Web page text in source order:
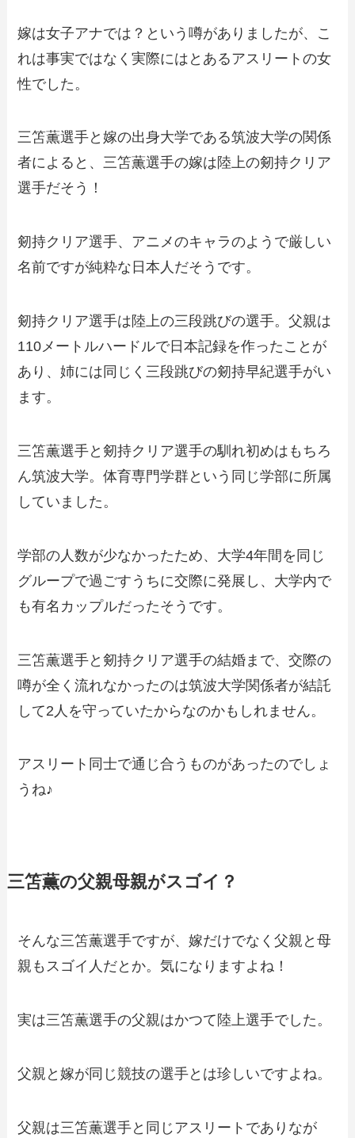
嫁は女子アナでは？という噂がありましたが、こ
れは事実ではなく実際にはとあるアスリートの女
性でした。
三笘薫選手と嫁の出身大学である筑波大学の関係
者によると、三笘薫選手の嫁は陸上の剱持クリア
選手だそう！
剱持クリア選手、アニメのキャラのようで厳しい
名前ですが純粋な日本人だそうです。
剱持クリア選手は陸上の三段跳びの選手。父親は
110メートルハードルで日本記録を作ったことが
あり、姉には同じく三段跳びの剱持早紀選手がい
ます。
三笘薫選手と剱持クリア選手の馴れ初めはもちろ
ん筑波大学。体育専門学群という同じ学部に所属
していました。
学部の人数が少なかったため、大学4年間を同じ
グループで過ごすうちに交際に発展し、大学内で
も有名カップルだったそうです。
三笘薫選手と剱持クリア選手の結婚まで、交際の
噂が全く流れなかったのは筑波大学関係者が結託
して2人を守っていたからなのかもしれません。
アスリート同士で通じ合うものがあったのでしょ
うね♪
三笘薫の父親母親がスゴイ？
そんな三笘薫選手ですが、嫁だけでなく父親と母
親もスゴイ人だとか。気になりますよね！
実は三笘薫選手の父親はかつて陸上選手でした。
父親と嫁が同じ競技の選手とは珍しいですよね。
父親は三笘薫選手と同じアスリートでありなが